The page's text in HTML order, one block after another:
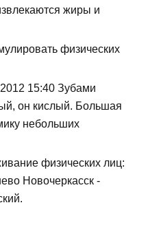
жиры и
физических
15:40 Зубами
он кислый. Большая
небольших
физических лиц:
Новочеркасск -